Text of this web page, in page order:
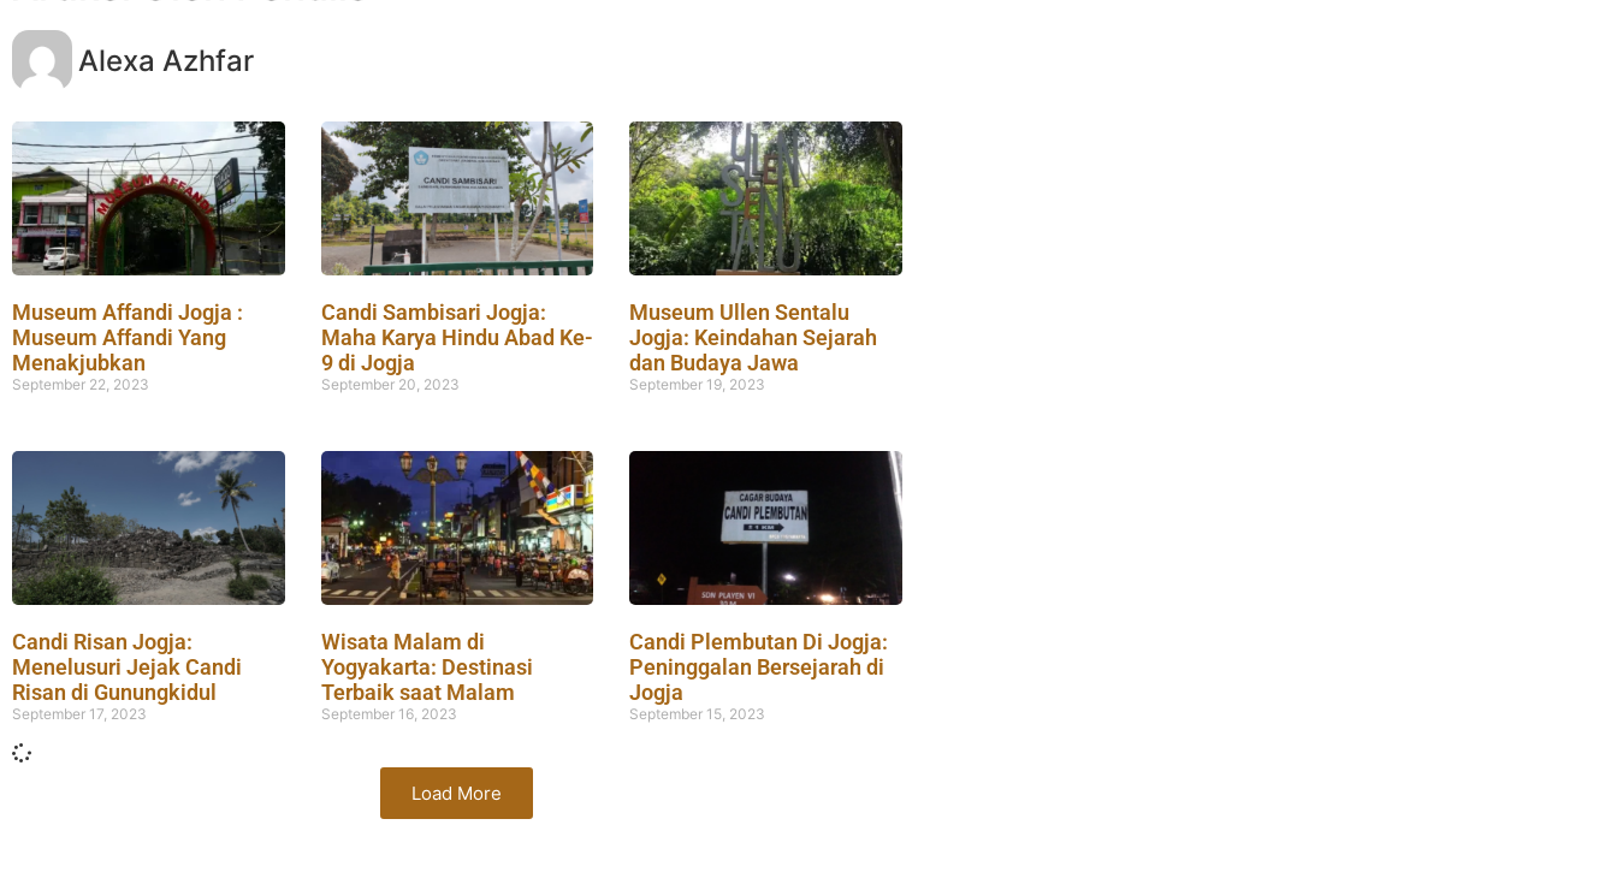
Alexa Azhfar
Museum Affandi Jogja :
Museum Affandi Yang
Menakjubkan
September 22, 2023
Candi Sambisari Jogja:
Maha Karya Hindu Abad Ke-
9 di Jogja
September 20, 2023
Museum Ullen Sentalu
Jogja: Keindahan Sejarah
dan Budaya Jawa
September 19, 2023
Candi Risan Jogja:
Menelusuri Jejak Candi
Risan di Gunungkidul
September 17, 2023
Wisata Malam di
Yogyakarta: Destinasi
Terbaik saat Malam
September 16, 2023
Candi Plembutan Di Jogja:
Peninggalan Bersejarah di
Jogja
September 15, 2023
Load More